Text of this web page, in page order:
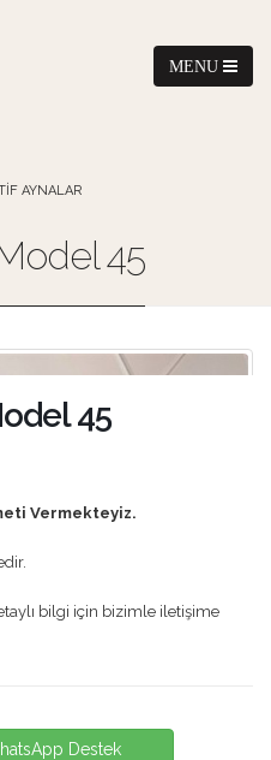
AYNALAR
45
45
Vermekteyiz.
bilgi için bizimle iletişime
Destek